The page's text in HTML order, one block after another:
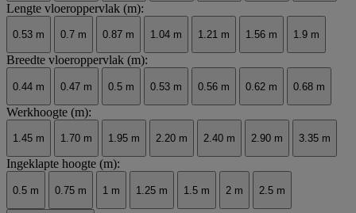
Lengte vloeroppervlak (m):
0.53 m 0.7 m 0.87 m 1.04 m 1.21 m 1.56 m 1.9 m
Breedte vloeroppervlak (m):
0.44 m 0.47 m 0.5 m 0.53 m 0.56 m 0.62 m 0.68 m
Werkhoogte (m):
1.45 m 1.70 m 1.95 m 2.20 m 2.40 m 2.90 m 3.35 m
Ingeklapte hoogte (m):
0.5 m 0.75 m 1 m 1.25 m 1.5 m 2 m 2.5 m